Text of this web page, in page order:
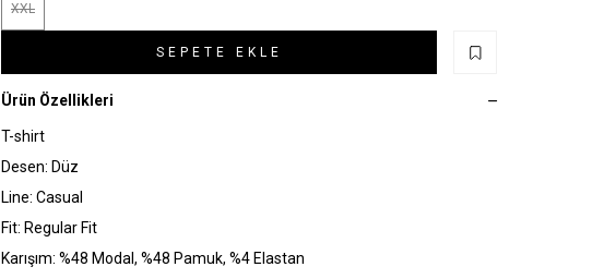
XXL
SEPETE EKLE
Ürün Özellikleri
T-shirt
Desen: Düz
Line: Casual
Fit: Regular Fit
Karışım: %48 Modal, %48 Pamuk, %4 Elastan